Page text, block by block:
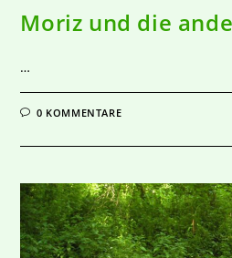
Moriz und die
…
0 KOMMENTARE